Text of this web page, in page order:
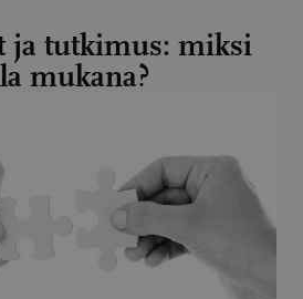
ja tutkimus: miksi
mukana?